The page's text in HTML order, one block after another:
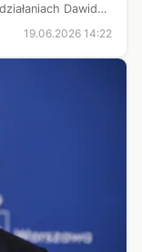
Dawida
Zero.pl.
19.06.2026 14:22